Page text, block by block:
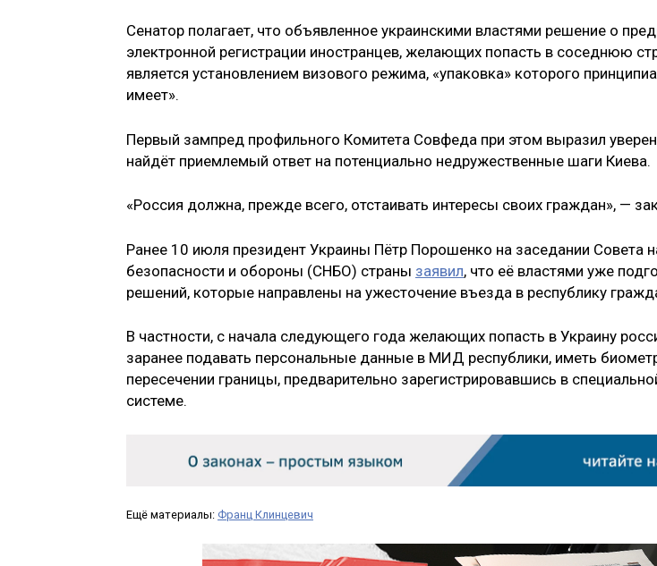
Сенатор полагает, что объявленное украинскими властями решение о
электронной регистрации иностранцев, желающих попасть в соседнюю
является установлением визового режима, «упаковка» которого
имеет».
Первый зампред профильного Комитета Совфеда при этом выразил
найдёт приемлемый ответ на потенциально недружественные шаги Киева.
«Россия должна, прежде всего, отстаивать интересы своих граждан», —
Ранее 10 июля президент Украины Пётр Порошенко на заседании Совета
безопасности и обороны (СНБО) страны заявил, что её властями уже
решений, которые направлены на ужесточение въезда в республику
В частности, с начала следующего года желающих попасть в Украину
заранее подавать персональные данные в МИД республики, иметь
пересечении границы, предварительно зарегистрировавшись в
системе.
Ещё материалы: Франц Клинцевич